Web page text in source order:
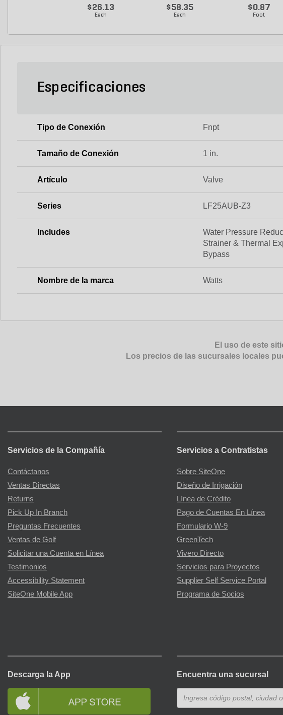
$26.13
Each
$58.35
Each
$0.87
Foot
Especificaciones
Tipo de Conexión Fnpt
Tamaño de Conexión 1 in.
Artículo Valve
Series LF25AUB-Z3
Includes
Water Pressure
Strainer & Thermal
Bypass
Nombre de la marca Watts
El uso de este
Los precios de las sucursales locales
Servicios de la Compañía
Contáctanos
Ventas Directas
Returns
Pick Up In Branch
Preguntas Frecuentes
Ventas de Golf
Solicitar una Cuenta en Línea
Testimonios
Accessibility Statement
SiteOne Mobile App
Servicios a Contratistas
Sobre SiteOne
Diseño de Irrigación
Línea de Crédito
Pago de Cuentas En Línea
Formulario W-9
GreenTech
Vivero Directo
Servicios para Proyectos
Supplier Self Service Portal
Programa de Socios
Descarga la App Encuentra una sucursal